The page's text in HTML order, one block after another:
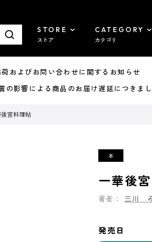
STORE
ストア
CATEGORY
カテゴリ
よびお問い合わせに関するお知らせ
影響による商品のお届け遅延につきま
宮料理帖
一華後
著者： 三川
発売日